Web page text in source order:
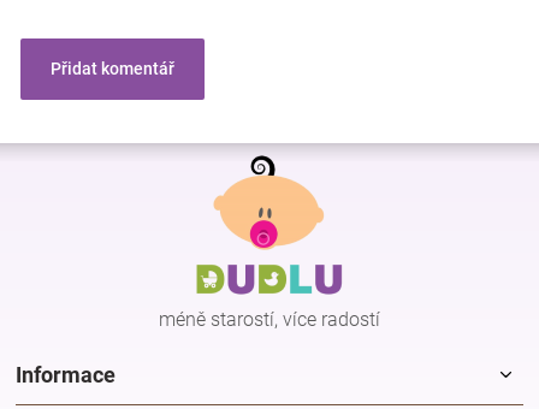
Přidat komentář
Z
méně starostí, více radostí
Informace